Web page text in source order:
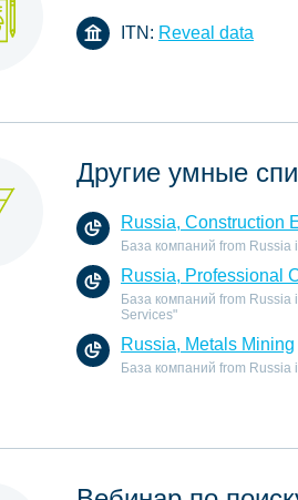
ITN: Reveal data
Другие умные
Russia, Construction
База компаний from
Russia, Professional
База компаний from Russia
Services"
Russia, Metals Mining
База компаний from Russia